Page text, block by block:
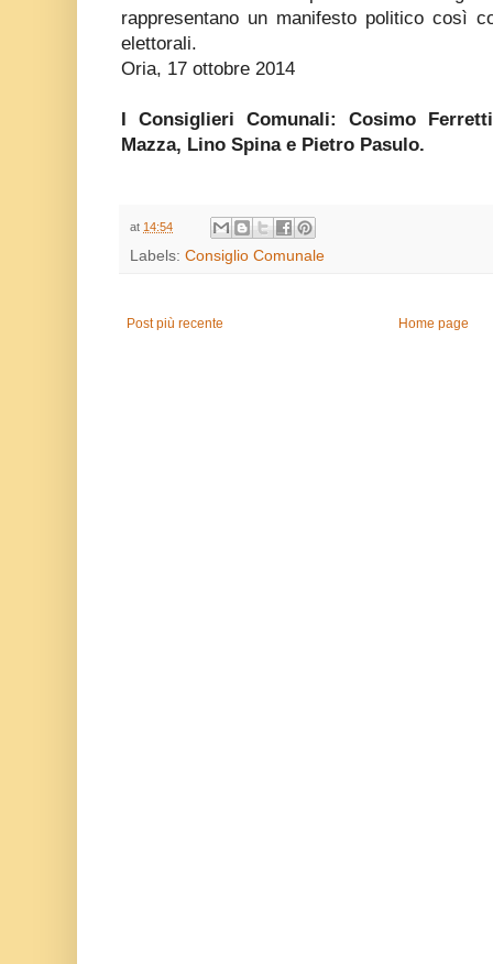
rappresentano un manifesto politico così
elettorali.
Oria, 17 ottobre 2014
I Consiglieri Comunali: Cosimo
Mazza, Lino Spina e Pietro Pasulo.
at 14:54
Labels: Consiglio Comunale
Post più recente Home page